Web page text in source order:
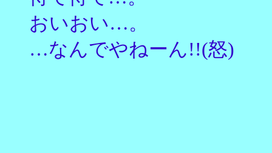
おいおい…。
…なんでやねーん!!(怒)